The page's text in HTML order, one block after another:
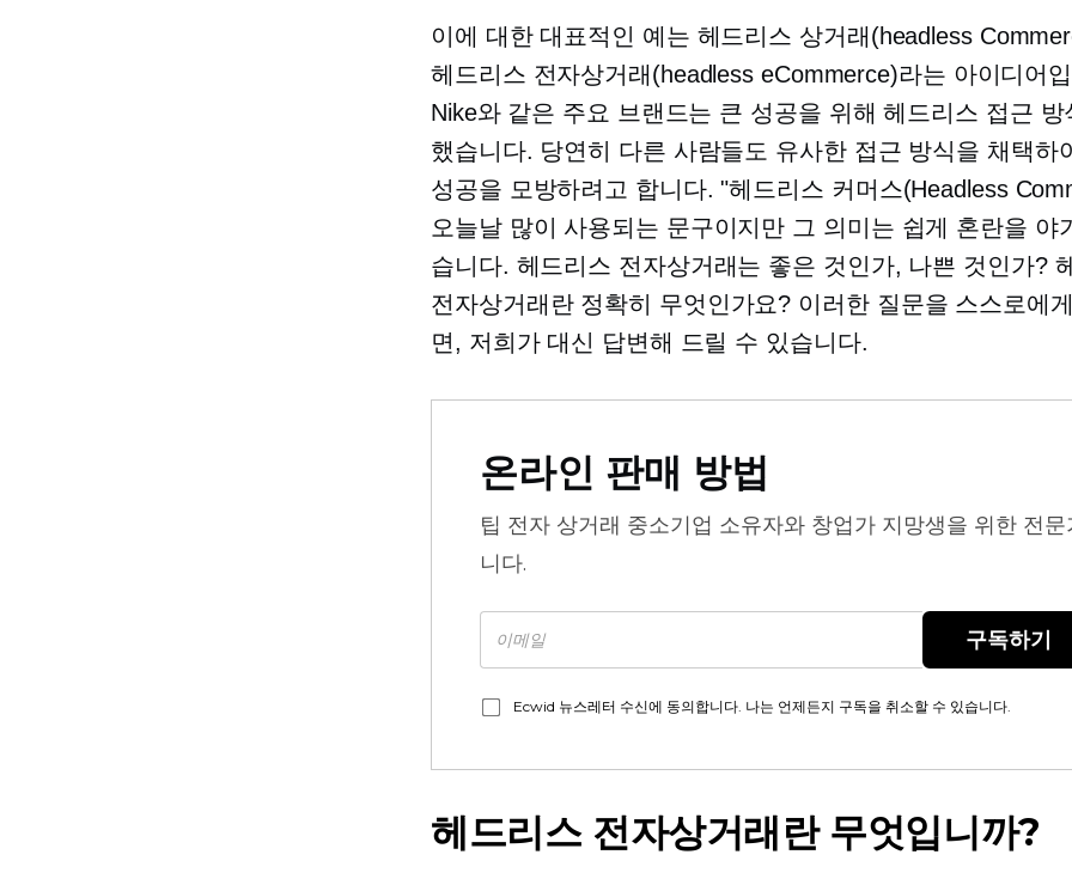
이에 대한 대표적인 예는 헤드리스 상거래(headless
헤드리스 전자상거래(headless eCommerce)라는 아이디어
Nike와 같은 주요 브랜드는 큰 성공을 위해 헤드리스 접근 방
했습니다. 당연히 다른 사람들도 유사한 접근 방식을 채택하
성공을 모방하려고 합니다. "헤드리스 커머스(Headless
오늘날 많이 사용되는 문구이지만 그 의미는 쉽게 혼란을 야
습니다. 헤드리스 전자상거래는 좋은 것인가, 나쁜 것인가?
전자상거래란 정확히 무엇인가요? 이러한 질문을 스스로에
면, 저희가 대신 답변해 드릴 수 있습니다.
온라인 판매 방법
팁 전자 상거래 중소기업 소유자와 창업가 지망생을 위한 전문
니다.
구독하기
Ecwid 뉴스레터 수신에 동의합니다. 나는 언제든지 구독을 취소할 수 있습니다.
헤드리스 전자상거래란 무엇입니까?